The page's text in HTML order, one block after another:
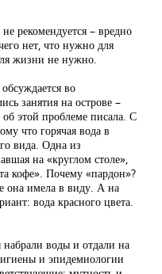
рекомендуется – вредно
нет, что нужно для
жизни не нужно.
во
занятия на острове –
этой проблеме писала. С
что горячая вода в
вида. Одна из
на «круглом столе»,
кофе». Почему «пардон»?
она имела в виду. А на
вода красного цвета.
воды и отдали на
и эпидемиологии